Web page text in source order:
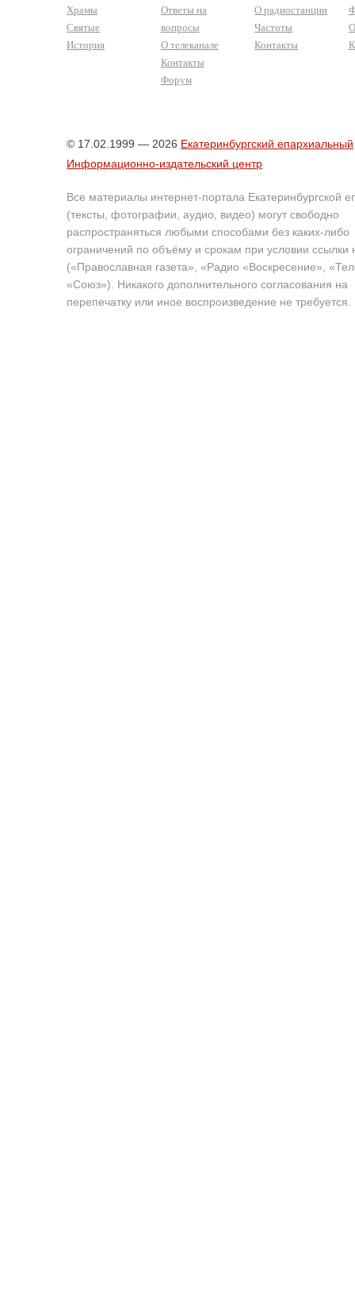
Храмы
Святые
История
Ответы на
вопросы
О телеканале
Контакты
Форум
О радиостанции
Частоты
Контакты
© 17.02.1999 — 2026 Екатеринбургский епархиальный
Информационно-издательский центр
Все материалы интернет-портала Екатеринбургской
(тексты, фотографии, аудио, видео) могут свободно
распространяться любыми способами без каких-либо
ограничений по объёму и срокам при условии ссылки
(«Православная газета», «Радио «Воскресение»,
«Союз»). Никакого дополнительного согласования на
перепечатку или иное воспроизведение не требуется.